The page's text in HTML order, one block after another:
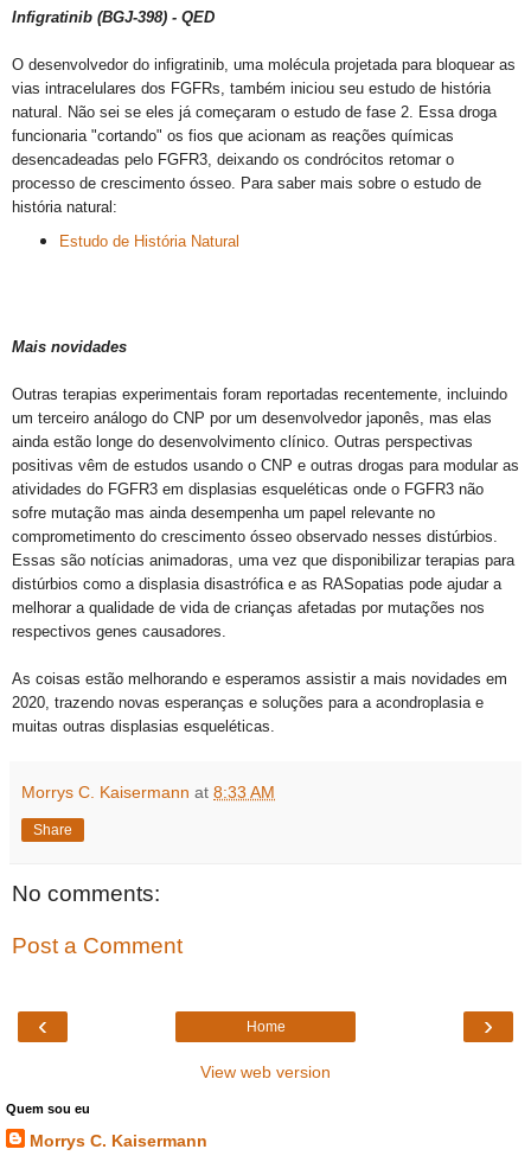
Infigratinib (BGJ-398) - QED
O desenvolvedor do infigratinib, uma molécula projetada para bloquear as
vias intracelulares dos FGFRs, também iniciou seu estudo de história
natural. Não sei se eles já começaram o estudo de fase 2. Essa droga
funcionaria "cortando" os fios que acionam as reações químicas
desencadeadas pelo FGFR3, deixando os condrócitos retomar o
processo de crescimento ósseo. Para saber mais sobre o estudo de
história natural:
Estudo de História Natural
Mais novidades
Outras terapias experimentais foram reportadas recentemente, incluindo
um terceiro análogo do CNP por um desenvolvedor japonês, mas elas
ainda estão longe do desenvolvimento clínico. Outras perspectivas
positivas vêm de estudos usando o CNP e outras drogas para modular as
atividades do FGFR3 em displasias esqueléticas onde o FGFR3 não
sofre mutação mas ainda desempenha um papel relevante no
comprometimento do crescimento ósseo observado nesses distúrbios.
Essas são notícias animadoras, uma vez que disponibilizar terapias para
distúrbios como a displasia disastrófica e as RASopatias pode ajudar a
melhorar a qualidade de vida de crianças afetadas por mutações nos
respectivos genes causadores.
As coisas estão melhorando e esperamos assistir a mais novidades em
2020, trazendo novas esperanças e soluções para a acondroplasia e
muitas outras displasias esqueléticas.
Morrys C. Kaisermann at 8:33 AM
Share
No comments:
Post a Comment
‹ ›
Home
View web version
Quem sou eu
Morrys C. Kaisermann